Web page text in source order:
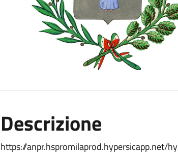
Descrizione
https://anpr.hspromilaprod.hypersicapp.net/